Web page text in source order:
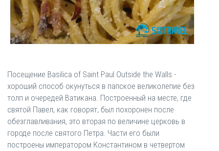
Посещение Basilica of Saint Paul Outside the Walls -
хороший способ окунуться в папское великолепие без
толп и очередей Ватикана. Построенный на месте, где
святой Павел, как говорят, был похоронен после
обезглавливания, это вторая по величине церковь в
городе после святого Петра. Части его были
построены императором Константином в четвертом